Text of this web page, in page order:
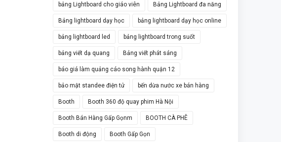
bảng Lightboard cho giáo viên Bảng Lightboard đa năng
Bảng lightboard dạy học bảng lightboard dạy học online
bảng lightboard led bảng lightboard trong suốt
bảng viết dạ quang Bảng viết phát sáng
báo giá làm quảng cáo song hành quận 12
bảo mật standee điện tử bến dừa nước xe bán hàng
Booth Booth 360 độ quay phim Hà Nội
Booth Bán Hàng Gấp Gọnm BOOTH CÀ PHÊ
Booth di động Booth Gấp Gọn